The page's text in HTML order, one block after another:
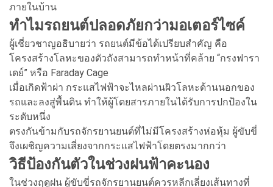
ภายในบ้าน
ทำไมรถยนต์ปลอดภัยกว่ามอเตอร์ไซค์
ผู้เชี่ยวชาญอธิบายว่า รถยนต์มีข้อได้เปรียบสำคัญ คือ
โครงสร้างโลหะของตัวถังสามารถทำหน้าที่คล้าย “กรงฟารา
เดย์” หรือ Faraday Cage
เมื่อเกิดฟ้าผ่า กระแสไฟฟ้าจะไหลผ่านผิวโลหะด้านนอกของ
รถและลงสู่พื้นดิน ทำให้ผู้โดยสารภายในได้รับการปกป้องใน
ระดับหนึ่ง
ตรงกันข้ามกับรถจักรยานยนต์ที่ไม่มีโครงสร้างห่อหุ้ม ผู้ขับขี่
จึงเผชิญความเสี่ยงจากกระแสไฟฟ้าโดยตรงมากกว่า
วิธีป้องกันตัวในช่วงฝนฟ้าคะนอง
ในช่วงฤดูฝน ผู้ขับขี่รถจักรยานยนต์ควรหลีกเลี่ยงเส้นทางที่